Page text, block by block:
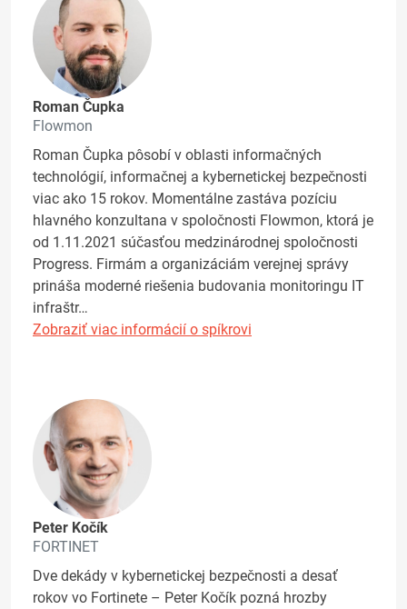
Roman Čupka
Flowmon
Roman Čupka pôsobí v oblasti informačných
technológií, informačnej a kybernetickej bezpečnosti
viac ako 15 rokov. Momentálne zastáva pozíciu
hlavného konzultana v spoločnosti Flowmon, ktorá je
od 1.11.2021 súčasťou medzinárodnej spoločnosti
Progress. Firmám a organizáciám verejnej správy
prináša moderné riešenia budovania monitoringu IT
infraštr…
Zobraziť viac informácií o spíkrovi
Peter Kočík
FORTINET
Dve dekády v kybernetickej bezpečnosti a desať
rokov vo Fortinete – Peter Kočík pozná hrozby